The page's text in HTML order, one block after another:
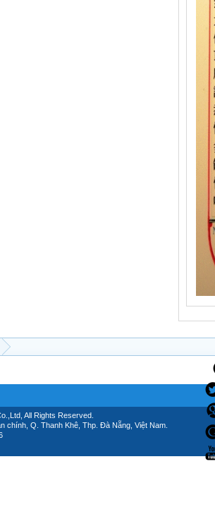
All Rights Reserved.
chính, Q. Thanh Khê, Thp. Đà Nẵng, Việt Nam.